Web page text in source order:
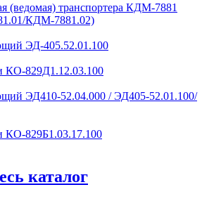
(ведомая) транспортера КДМ-7881
КДМ-7881.02)
ЭД-405.52.01.100
КО-829Д1.12.03.100
ЭД410-52.04.000 / ЭД405-52.01.100/
КО-829Б1.03.17.100
каталог